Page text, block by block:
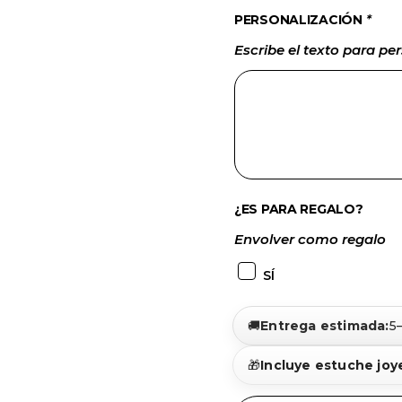
PERSONALIZACIÓN *
Escribe el texto para
¿ES PARA REGALO?
Envolver como regalo
SÍ
🚚Entrega estimada:
🎁Incluye estuche